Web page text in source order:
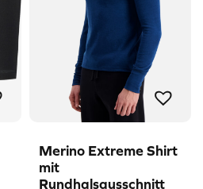
Merino Extreme Shirt
mit
Rundhalsausschnitt